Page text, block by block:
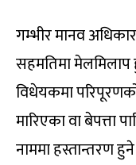
गम्भीर मानव
सहमतिमा मेलमिलाप
विधेयकमा
मारिएका वा बेपत्ता
नाममा हस्तान्तरण